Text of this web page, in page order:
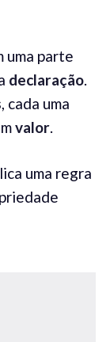
uma parte
declaração.
, cada uma
valor.
uma regra